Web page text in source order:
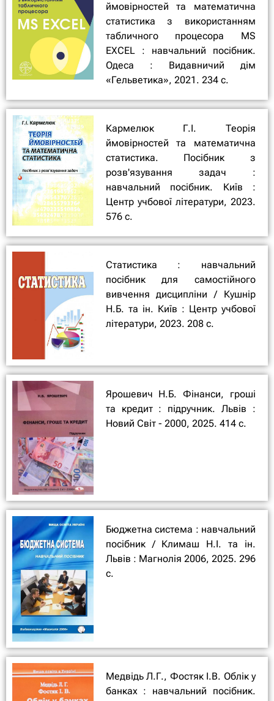
ймовірностей та математична
статистика з використанням
табличного процесора МS
EXCEL : навчальний посібник.
Одеса : Видавничий дім
«Гельветика», 2021. 234 с.
Кармелюк Г.І. Теорія
ймовірностей та математична
статистика. Посібник з
розв'язування задач :
навчальний посібник. Київ :
Центр учбової літератури, 2023.
576 с.
Статистика : навчальний
посібник для самостійного
вивчення дисципліни / Кушнір
Н.Б. та ін. Київ : Центр учбової
літератури, 2023. 208 с.
Ярошевич Н.Б. Фінанси, гроші
та кредит : підручник. Львів :
Новий Світ - 2000, 2025. 414 с.
Бюджетна система : навчальний
посібник / Климаш Н.І. та ін.
Львів : Магнолія 2006, 2025. 296
с.
Медвідь Л.Г., Фостяк І.В. Облік у
банках : навчальний посібник.